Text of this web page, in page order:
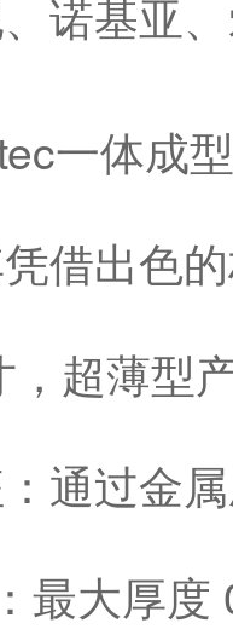
诺基亚
一体成
借出色
超薄型
通过金
最大厚